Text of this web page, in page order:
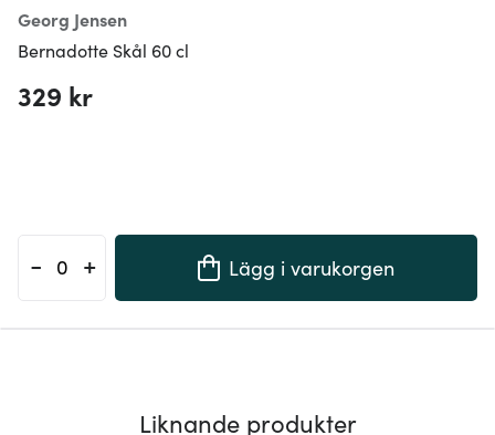
Georg Jensen
Bernadotte Skål 60 cl
329 kr
- + Lägg i varukorgen
Liknande produkter